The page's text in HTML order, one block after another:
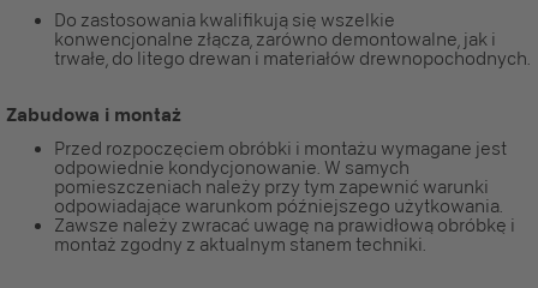
Do zastosowania kwalifikują się wszelkie
konwencjonalne złącza, zarówno demontowalne, jak i
trwałe, do litego drewan i materiałów drewnopochodnych.
Zabudowa i montaż
Przed rozpoczęciem obróbki i montażu wymagane jest
odpowiednie kondycjonowanie. W samych
pomieszczeniach należy przy tym zapewnić warunki
odpowiadające warunkom późniejszego użytkowania.
Zawsze należy zwracać uwagę na prawidłową obróbkę i
montaż zgodny z aktualnym stanem techniki.